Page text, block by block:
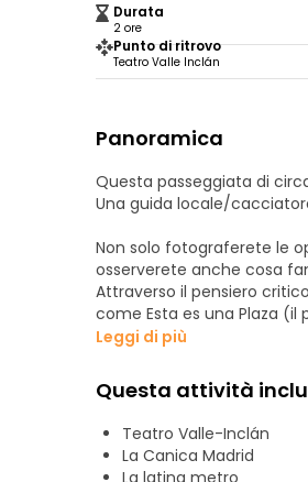
Durata
2 ore
Punto di ritrovo
Teatro Valle Inclán
Panoramica
Questa passeggiata di
Una guida locale/
Non solo fotograferete le
osserverete anche cosa
Attraverso il pensiero
come Esta es una Plaza
(ex fabbrica di tabacco
Il tour dell'arte di strada a
Si prega di notare che è
Leggi di più
Questa attività
Teatro Valle-Inclán
La Canica Madrid
La latina metro